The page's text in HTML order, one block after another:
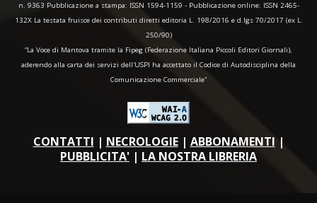
n. 9363 Pubblicazione a stampa: ISSN 1594-1159 - Pubblicazione online: ISSN 2465-
132X La testata fruisce dei contributi diretti editoria L. 198/2016 e d.lgs 70/2017 (ex L.
250/90)
“La Voce di Mantova tramite la Fipeg (Federazione Italiana Piccoli Editori Giornali),
aderendo alla carta dei servizi dell'USPI ha accettato il Codice di Autodisciplina della
Comunicazione Commerciale"
CONTATTI | NECROLOGIE| ABBONAMENTI |
PUBBLICITA' | LA NOSTRA LIBRERIA